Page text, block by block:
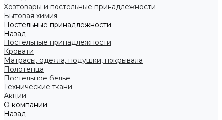
Хозтовары и постельные принадлежности
Бытовая химия
Постельные принадлежности
Назад
Постельные принадлежности
Кровати
Матрасы, одеяла, подушки, покрывала
Полотенца
Постельное белье
Технические ткани
Акции
О компании
Назад